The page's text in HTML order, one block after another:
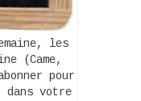
les
(Came,
pour
dans votre